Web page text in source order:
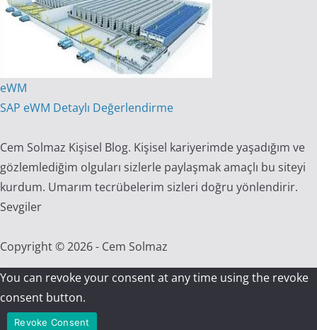
eWM
SAP eWM Detaylı Değerlendirme
Cem Solmaz Kişisel Blog. Kişisel kariyerimde yaşadığım ve
gözlemlediğim olguları sizlerle paylaşmak amaçlı bu siteyi
kurdum. Umarım tecrübelerim sizleri doğru yönlendirir.
Sevgiler
Copyright © 2026 - Cem Solmaz
You can revoke your consent at any time using the revoke
consent button.
Revoke Consent